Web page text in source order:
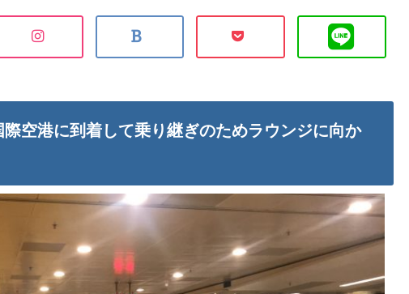
空港に到着して乗り継ぎのためラウンジに向か